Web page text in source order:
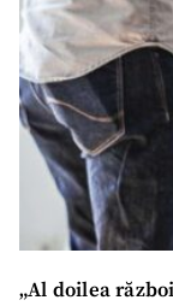
„Al doilea